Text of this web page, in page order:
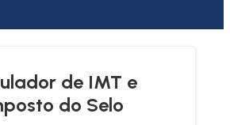
de IMT e
do Selo